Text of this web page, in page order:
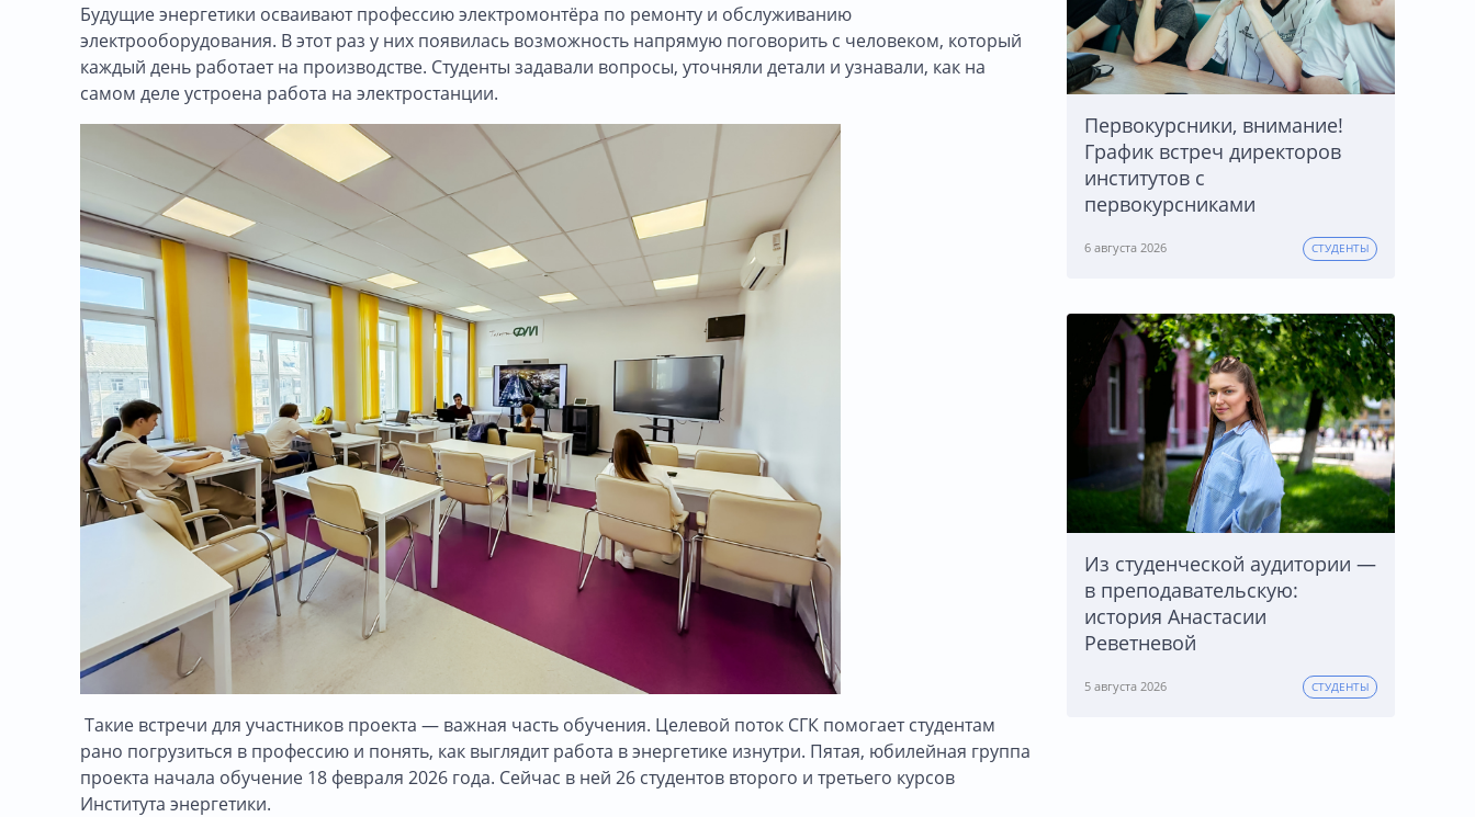
Будущие энергетики осваивают профессию электромонтёра по ремонту и обслуживанию
электрооборудования. В этот раз у них появилась возможность напрямую поговорить с человеком, который
каждый день работает на производстве. Студенты задавали вопросы, уточняли детали и узнавали, как на
самом деле устроена работа на электростанции.
Такие встречи для участников проекта — важная часть обучения. Целевой поток СГК помогает студентам
рано погрузиться в профессию и понять, как выглядит работа в энергетике изнутри. Пятая, юбилейная группа
проекта начала обучение 18 февраля 2026 года. Сейчас в ней 26 студентов второго и третьего курсов
Института энергетики.
Первокурсники, внимание!
График встреч директоров
институтов с
первокурсниками
6 августа 2026 СТУДЕНТЫ
Из студенческой аудитории —
в преподавательскую:
история Анастасии
Реветневой
5 августа 2026 СТУДЕНТЫ